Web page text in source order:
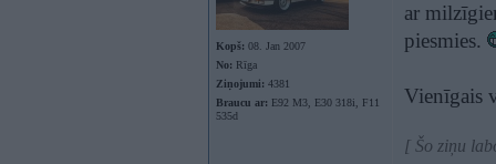
Kopš: 08. Jan 2007
No: Rīga
Ziņojumi: 4381
Braucu ar: E92 M3, E30 318i, F11
535d
ar
piesmies.
Vienīgais
[ Šo ziņu